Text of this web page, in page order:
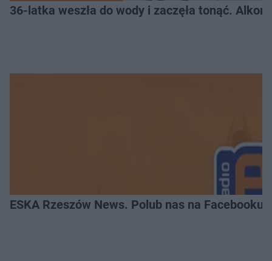
36-latka weszła do wody i zaczęła tonąć.
ESKA Rzeszów News. Polub nas na Facebooku!